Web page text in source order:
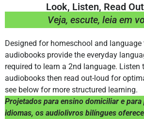
Look, Listen, Read
Veja, escute, leia em
Designed for homeschool and
audiobooks provide the everyday
required to learn a 2nd language. Listen
audiobooks then read out-loud for
see below for more structured learning.
Projetados para ensino domiciliar e
idiomas, os audiolivros bilíngues